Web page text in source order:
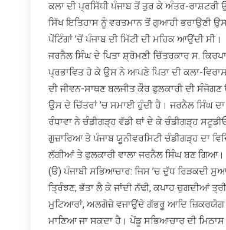
ਕਲਾ ਦੀ ਪ੍ਰਸਿੱਧੀ ਪੰਜਾਬ ਤੋਂ ਤੁਰ ਕੇ ਅੰਤਰ-
ਸਿੱਖ ਇਤਿਹਾਸ ਨੂੰ ਵਰਤਮਾਨ ਤੋਂ ਗੁਆਹੀ ਭਰਾਉਣੀ
ਪੇਂਟਿੰਗਾਂ ’ਚੋਂ ਪੰਜਾਬ ਦੀ ਮਿੱਟੀ ਦੀ ਮਹਿਕ ਆਉਂਦੀ ਸੀ।
ਜਰਨੈਲ ਸਿੰਘ ਦੇ ਪਿਤਾ ਸ਼੍ਰੋਮਣੀ ਚਿੱਤਰਕਾਰ ਸ.
ਪ੍ਰਭਾਵਿਤ ਹੋ ਕੇ ਉਸ ਨੇ ਆਪਣੇ ਪਿਤਾ ਦੀ ਕਲਾ-
ਦੀ ਜੀਵਨ-ਸਾਥਣ ਬਲਜੀਤ ਕੌਰ ਫੁਲਕਾਰੀ ਦੀ
ਉਸ ਦੇ ਚਿੱਤਰਾਂ ’ਚ ਸਮਾਈ ਹੁੰਦੀ ਹੈ। ਜਰਨੈਲ ਸਿੰਘ
ਰੰਧਾਵਾ ਨੇ ਚੰਡੀਗੜ੍ਹ ਵੱਡੀ ਥਾਂ ਦੇ ਕੇ ਚੰਡੀਗੜ੍ਹ
ਗੁਜ਼ਾਰਿਆ ਤੇ ਪੰਜਾਬ ਯੂਨੀਵਰਸਿਟੀ ਚੰਡੀਗੜ੍ਹ ਦਾ
ਲੱਗੀਆਂ ਤੇ ਫੁਲਕਾਰੀ ਵਾਲਾ ਜਰਨੈਲ ਸਿੰਘ ਬਣ ਗਿਆ।
(ੳ) ਪੰਜਾਬੀ ਸਭਿਆਚਾਰ: ਜਿਸ ’ਚ ਦੁੱਧ ਰਿੜਕਦੀ
ਤ੍ਰਿੰਝਣ, ਭੱਤਾ ਲੈ ਕੇ ਜਾਂਦੀ ਨੱਢੀ, ਕਪਾਹ ਚੁਗਦੀਆਂ
ਮੁਟਿਆਰਾਂ, ਅਲਗੋਜ਼ੇ ਵਜਾਉਂਦੇ ਗੱਭਰੂ ਆਦਿ ਜ਼ਿਕਰਯੋਗ
ਮਾਣਿਆ ਜਾ ਸਕਦਾ ਹੈ। ਪੇਂਡੂ ਸਭਿਆਚਾਰ ਦੀ